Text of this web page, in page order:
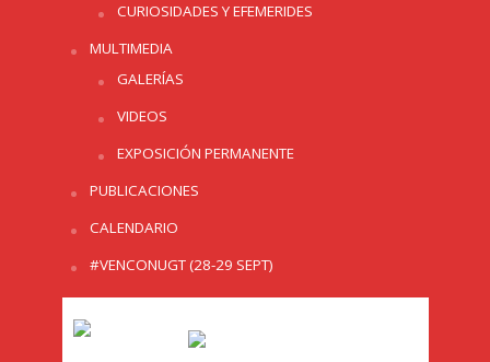
CURIOSIDADES Y EFEMERIDES
MULTIMEDIA
GALERÍAS
VIDEOS
EXPOSICIÓN PERMANENTE
PUBLICACIONES
CALENDARIO
#VENCONUGT (28-29 SEPT)